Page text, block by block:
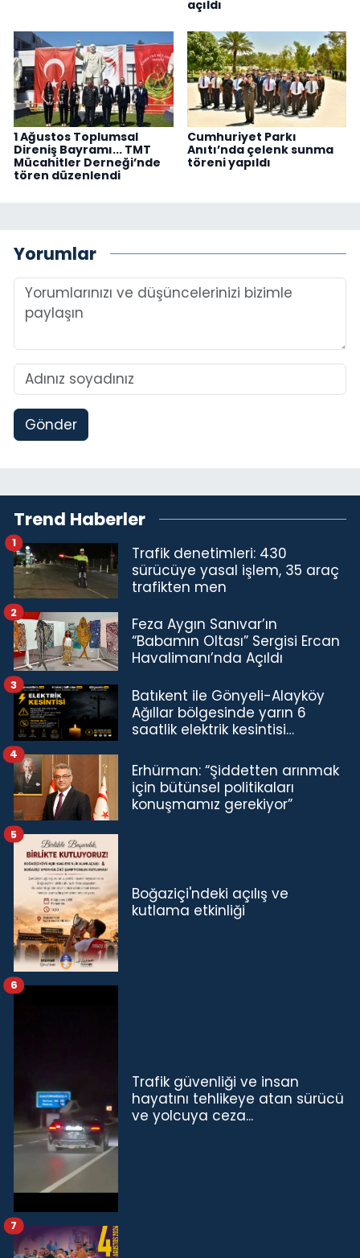
açıldı
1 Ağustos Toplumsal
Direniş Bayramı... TMT
Mücahitler Derneği’nde
tören düzenlendi
Cumhuriyet Parkı
Anıtı’nda çelenk sunma
töreni yapıldı
Yorumlar
Gönder
Trend Haberler
Trafik denetimleri: 430
sürücüye yasal işlem, 35 araç
trafikten men
1
Feza Aygın Sanıvar’ın
“Babamın Oltası” Sergisi Ercan
Havalimanı’nda Açıldı
2
Batıkent ile Gönyeli-Alayköy
Ağıllar bölgesinde yarın 6
saatlik elektrik kesintisi…
3
Erhürman: “Şiddetten arınmak
için bütünsel politikaları
konuşmamız gerekiyor”
4
Boğaziçi'ndeki açılış ve
kutlama etkinliği
5
Trafik güvenliği ve insan
hayatını tehlikeye atan sürücü
ve yolcuya ceza...
6
7